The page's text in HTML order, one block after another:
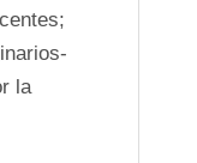
la